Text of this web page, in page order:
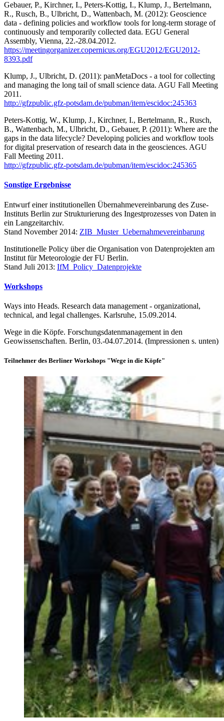
Gebauer, P., Kirchner, I., Peters-Kottig, I., Klump, J., Bertelmann,
R., Rusch, B., Ulbricht, D., Wattenbach, M. (2012): Geoscience
data - defining policies and workflow tools for long-term storage of
continuously and temporarily collected data. EGU General
Assembly, Vienna, 22.-28.04.2012.
https://meetingorganizer.copernicus.org/EGU2012/EGU2012-
8393.pdf
Klump, J., Ulbricht, D. (2011): panMetaDocs - a tool for collecting
and managing the long tail of small science data. AGU Fall Meeting
2011.
http://gfzpublic.gfz-potsdam.de/pubman/item/escidoc:245363
Peters-Kottig, W., Klump, J., Kirchner, I., Bertelmann, R., Rusch,
B., Wattenbach, M., Ulbricht, D., Gebauer, P. (2011): Where are the
gaps in the data lifecycle? Developing policies and workflow tools
for digital preservation of research data in the geosciences. AGU
Fall Meeting 2011.
http://gfzpublic.gfz-potsdam.de/pubman/item/escidoc:245365
Sonstige Ergebnisse
Entwurf einer institutionellen Übernahmevereinbarung des Zuse-
Instituts Berlin zur Strukturierung des Ingestprozesses von Daten in
ein Langzeitarchiv.
Stand November 2014: ZIB_Muster_Uebernahmevereinbarung
Institutionelle Policy über die Organisation von Datenprojekten am
Institut für Meteorologie der FU Berlin.
Stand Juli 2013: IfM_Policy_Datenprojekte
Workshops
Ways into Heads. Research data management - organizational,
technical, and legal challenges. Karlsruhe, 15.09.2014.
Wege in die Köpfe. Forschungsdatenmanagement in den
Geowissenschaften. Berlin, 03.-04.07.2014. (Impressionen s. unten)
Teilnehmer des Berliner Workshops "Wege in die Köpfe"